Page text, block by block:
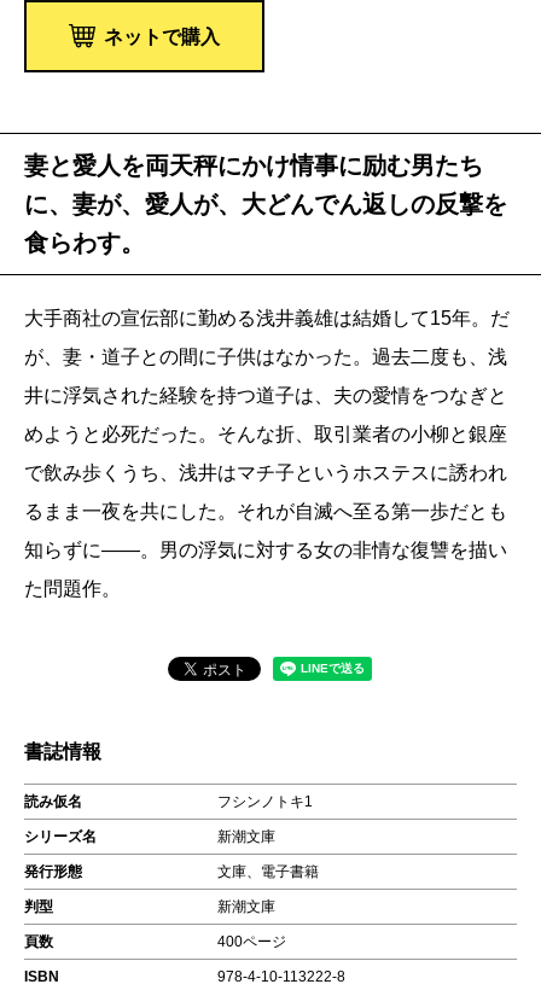
ネットで購入
妻と愛人を両天秤にかけ情事に励む男たち
に、妻が、愛人が、大どんでん返しの反撃を
食らわす。
大手商社の宣伝部に勤める浅井義雄は結婚して15年。だ
が、妻・道子との間に子供はなかった。過去二度も、浅
井に浮気された経験を持つ道子は、夫の愛情をつなぎと
めようと必死だった。そんな折、取引業者の小柳と銀座
で飲み歩くうち、浅井はマチ子というホステスに誘われ
るまま一夜を共にした。それが自滅へ至る第一歩だとも
知らずに――。男の浮気に対する女の非情な復讐を描い
た問題作。
書誌情報
読み仮名 フシンノトキ1
シリーズ名 新潮文庫
発行形態 文庫、電子書籍
判型 新潮文庫
頁数 400ページ
ISBN 978-4-10-113222-8